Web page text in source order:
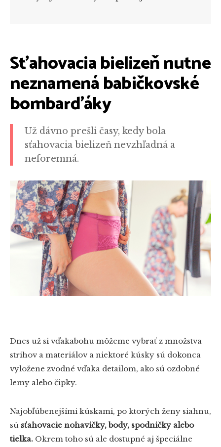
Sťahovacia bielizeň nutne
neznamená babičkovské
bombarďáky
Už dávno prešli časy, kedy bola
sťahovacia bielizeň nevzhľadná a
neforemná.
Dnes už si vďakabohu môžeme vybrať z množstva
strihov a materiálov a niektoré kúsky sú dokonca
vyložene zvodné vďaka detailom, ako sú ozdobné
lemy alebo čipky.
Najobľúbenejšími kúskami, po ktorých ženy siahnu,
sú sťahovacie nohavičky, body, spodničky alebo
tielka. Okrem toho sú ale dostupné aj špeciálne